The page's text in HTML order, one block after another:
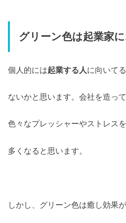
グリーン色は起業家
個人的には起業する人に向いて
ないかと思います。会社を造って
色々なプレッシャーやストレス
多くなると思います。
しかし、グリーン色は癒し効果